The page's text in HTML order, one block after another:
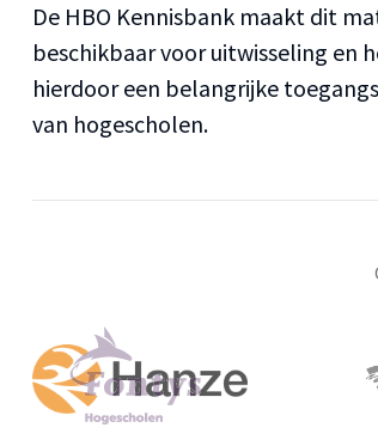
De HBO Kennisbank maakt dit
beschikbaar voor uitwisseling en
hierdoor een belangrijke
van hogescholen.